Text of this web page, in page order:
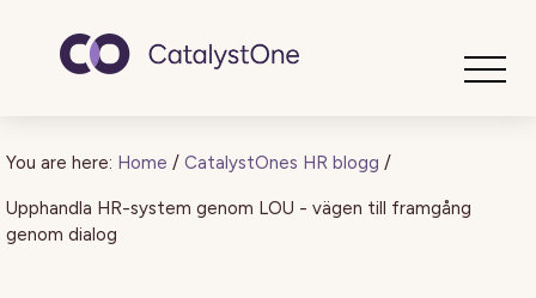
You are here: Home / CatalystOnes HR blogg /
Upphandla HR-system genom LOU - vägen till framgång
genom dialog